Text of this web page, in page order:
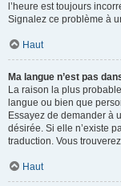
l’heure est toujours
Signalez ce problème à
Haut
Ma langue n’est pas
La raison la plus
langue ou bien que
Essayez de demander à
désirée. Si elle n’existe
traduction. Vous
Haut